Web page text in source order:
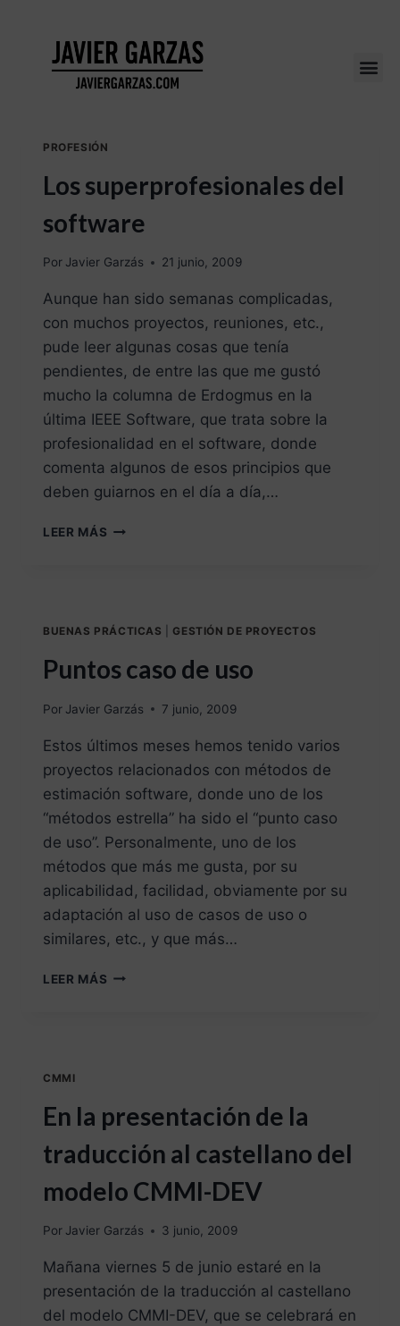
PROFESIÓN
Los superprofesionales del
software
Por Javier Garzás 21 junio, 2009
Aunque han sido semanas complicadas,
con muchos proyectos, reuniones, etc.,
pude leer algunas cosas que tenía
pendientes, de entre las que me gustó
mucho la columna de Erdogmus en la
última IEEE Software, que trata sobre la
profesionalidad en el software, donde
comenta algunos de esos principios que
deben guiarnos en el día a día,…
LEER MÁS
BUENAS PRÁCTICAS GESTIÓN DE PROYECTOS
Puntos caso de uso
Por Javier Garzás 7 junio, 2009
Estos últimos meses hemos tenido varios
proyectos relacionados con métodos de
estimación software, donde uno de los
“métodos estrella” ha sido el “punto caso
de uso”. Personalmente, uno de los
métodos que más me gusta, por su
aplicabilidad, facilidad, obviamente por su
adaptación al uso de casos de uso o
similares, etc., y que más…
LEER MÁS
CMMI
En la presentación de la
traducción al castellano del
modelo CMMI-DEV
Por Javier Garzás 3 junio, 2009
Mañana viernes 5 de junio estaré en la
presentación de la traducción al castellano
del modelo CMMI-DEV, que se celebrará en